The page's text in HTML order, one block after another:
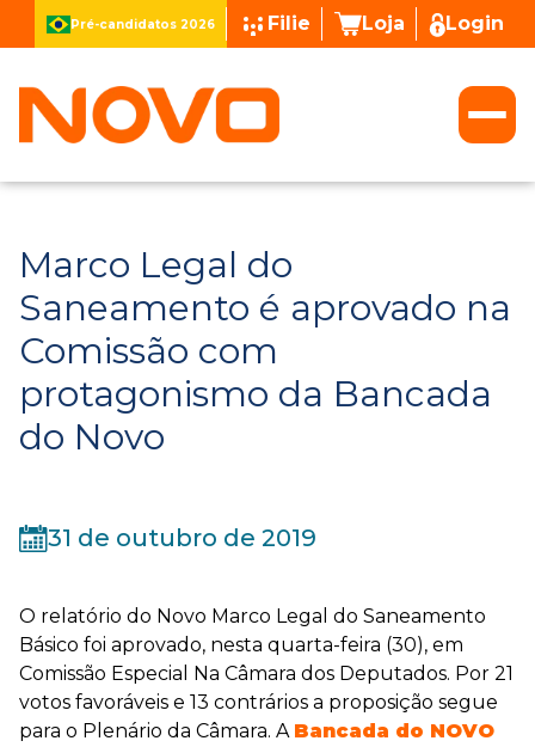
Pré-candidatos 2026 Filie Loja Login
Marco Legal do
Saneamento é aprovado na
Comissão com
protagonismo da Bancada
do Novo
31 de outubro de 2019
O relatório do Novo Marco Legal do Saneamento
Básico foi aprovado, nesta quarta-feira (30), em
Comissão Especial Na Câmara dos Deputados. Por 21
votos favoráveis e 13 contrários a proposição segue
para o Plenário da Câmara. A Bancada do NOVO